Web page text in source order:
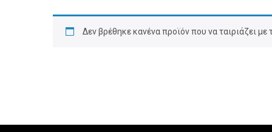
Δεν βρέθηκε κανένα προϊόν που να ταιριάζει με